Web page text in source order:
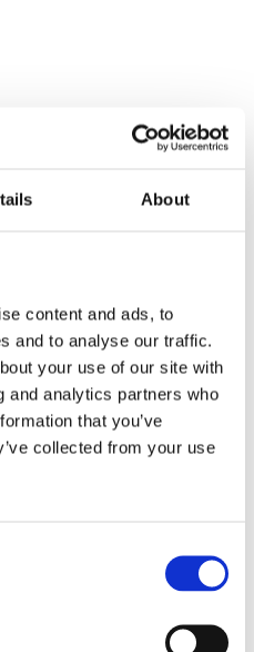
About
content and ads, to
and to analyse our traffic.
your use of our site with
and analytics partners who
that you’ve
collected from your use